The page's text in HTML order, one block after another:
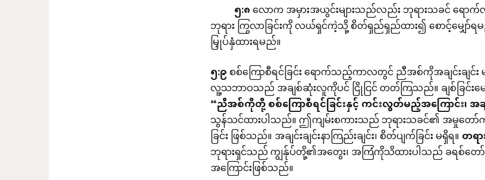
၅:၈လောက အမှားအယွင်းများသည်လည်း ဘုရားသခင် ရော
ဘုရား ကြွလာခြင်းကို လယ်ရှင်ကဲ့သို့ စိတ်ရှည်ရှည်ထား၍ စောင့်မျှော်ရ
မြှုပ်နှံထားရမည်။
၅:၉စစ်ကြောစီရင်ခြင်း ရောက်သည့်ကာလတွင် ညီအစ်ကိုအချင်းချင်
လူ့သဘာဝသည် အချစ်ဆုံးလူကိုပင် ငြိုငြင် တတ်ကြသည်။ ချစ်ခြင်းမ
“ညီအစ်ကိုတို့စစ်ကြောစီရင်ခြင်းနှင့်ကင်းလွတ်မည့်အကြောင်း၊အခ
သွန်သင်ထားပါသည်။ ဤကျမ်းစကားသည် ဘုရားသခင်၏ အမှုတေ
ခြင်း ဖြစ်သည်။ အချင်းချင်းနာကြည်းချင်း၊ စိတ်ပျက်ခြင်း မရှိရ။တရ
ဘုရားရှင်သည် ကျွန်ုပ်တို့၏အတွေး၊ အကြံကိုသိထားပါသည် ခရစ်တေ
အကြောင်းဖြစ်သည်။